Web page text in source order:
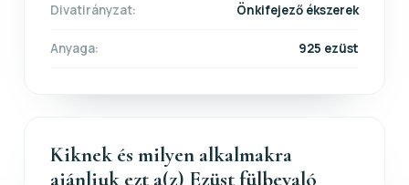
Divatirányzat: Önkifejező ékszerek
Anyaga: 925 ezüst
Kiknek és milyen alkalmakra
ajánljuk ezt a(z) Ezüst fülbevaló